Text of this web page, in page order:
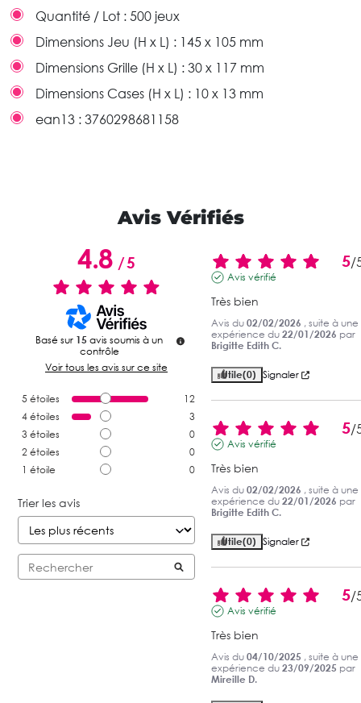
Quantité / Lot : 500 jeux
Dimensions Jeu (H x L) : 145 x 105 mm
Dimensions Grille (H x L) : 30 x 117 mm
Dimensions Cases (H x L) : 10 x 13 mm
ean13 : 3760298681158
Avis Vérifiés
4.8/5
Basé sur 15 avis soumis à un
contrôle
Voir tous les avis sur ce site
5 étoiles
12
4 étoiles
3
3 étoiles
0
2 étoiles
0
1 étoile 0
Trier les avis
5/
Avis vérifié
Très bien
Avis du 02/02/2026 , suite à une
expérience du 22/01/2026 par
Brigitte Edith C.
Utile(0) Signaler
5/
Avis vérifié
Très bien
Avis du 02/02/2026 , suite à une
expérience du 22/01/2026 par
Brigitte Edith C.
Utile(0) Signaler
5/
Avis vérifié
Très bien
Avis du 04/10/2025 , suite à une
expérience du 23/09/2025 par
Mireille D.